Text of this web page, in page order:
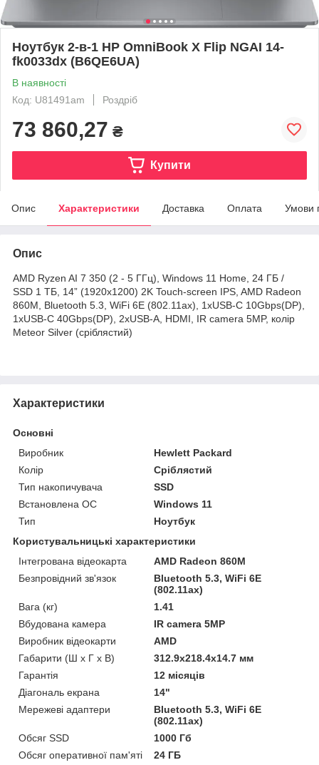
Ноутбук 2-в-1 HP OmniBook X Flip NGAI 14-
fk0033dx (B6QE6UA)
В наявності
Код: U81491am
Роздріб
73 860,27 ₴
Купити
Опис Характеристики Доставка Оплата Умови
Опис
AMD Ryzen AI 7 350 (2 - 5 ГГц), Windows 11 Home, 24 ГБ /
SSD 1 ТБ, 14” (1920x1200) 2K Touch-screen IPS, AMD Radeon
860M, Bluetooth 5.3, WiFi 6E (802.11ax), 1xUSB-C 10Gbps(DP),
1xUSB-C 40Gbps(DP), 2xUSB-A, HDMI, IR camera 5MP, колір
Meteor Silver (сріблястий)
Характеристики
Основні
Виробник
Hewlett Packard
Колір
Сріблястий
Тип накопичувача
SSD
Встановлена ОС
Windows 11
Тип
Ноутбук
Користувальницькі характеристики
Інтегрована відеокарта
AMD Radeon 860M
Безпровідний зв'язок
Bluetooth 5.3, WiFi 6E
(802.11ax)
Вага (кг)
1.41
Вбудована камера
IR camera 5MP
Виробник відеокарти
AMD
Габарити (Ш х Г х В)
312.9x218.4x14.7 мм
Гарантія
12 місяців
Діагональ екрана
14"
Мережеві адаптери
Bluetooth 5.3, WiFi 6E
(802.11ax)
Обсяг SSD
1000 Гб
Обсяг оперативної пам'яті
24 ГБ